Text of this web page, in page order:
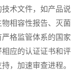
术文件，如产品说
相容性报告、灭菌
格监管体系的国家
相应的认证证书和评
，加速审查进程。